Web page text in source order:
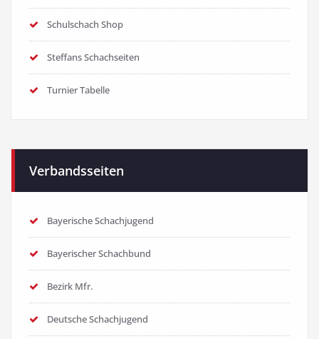
Schulschach Shop
Steffans Schachseiten
Turnier Tabelle
Verbandsseiten
Bayerische Schachjugend
Bayerischer Schachbund
Bezirk Mfr.
Deutsche Schachjugend